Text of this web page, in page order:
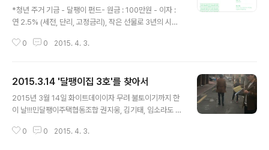
*청년 주거 기금 - 달팽이 펀드- 원금 : 100만원 - 이자 :
연 2.5% (세전, 단리, 고정금리), 작은 선물로 3년의 시간
거 기금으로 모인 1억원은 달팽이집 3호(공동체기반 관리
nd 문의 : 010 - 9176 - 9991 (청년 주거 기금 관리 담
당, 민달팽이유니온 사무국 임소라) ▷ 달팽이집 관련 기사
: 조선일보, [더나은미래] "공간만 나눈 게 아니에요 행복한
시작 이후 많은 분들의 문의와 참여가 지어지고 있습니다.
0 0 2015. 4. 3.
2015.3.14 '달팽이집 3호'를 찾아서
2015년 3월 14일 화이트데이이자 무려 불토이기까지 한
이 날!!!민달팽이주택협동조합 권지웅, 김기태, 임소라도 특
이집 3호”를 위한 사전작업!!! 지역과 집을 보러 직접 움직
0 0 2015. 4. 3.